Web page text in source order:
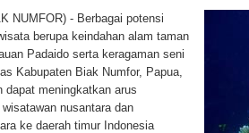
dan Penanaman Padi di Merauke
Tersangka Kasus Korupsi Jalan Lingkar
at Indonesia's National Craft Anniversary
NUMFOR) - Berbagai potensi
berupa keindahan alam taman
Padaido serta keragaman seni
Kabupaten Biak Numfor, Papua,
dapat meningkatkan arus
nusantara dan
ke daerah timur Indonesia